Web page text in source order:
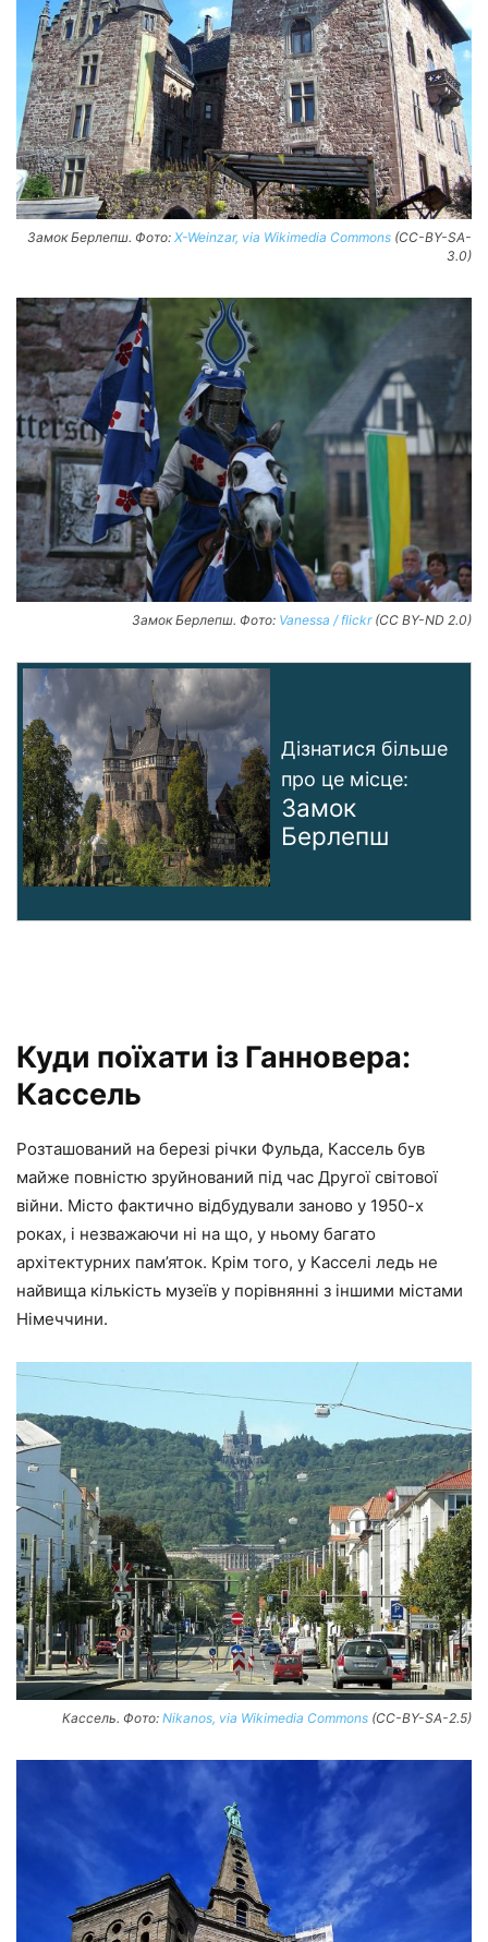
Замок Берлепш. Фото: X-Weinzar, via Wikimedia Commons (CC-BY-SA-
3.0)
Замок Берлепш. Фото: Vanessa / flickr(CC BY-ND 2.0)
Дізнатися більше
про це місце:
Замок
Берлепш
Куди поїхати із Ганновера:
Кассель
Розташований на березі річки Фульда, Кассель був
майже повністю зруйнований під час Другої світової
війни. Місто фактично відбудували заново у 1950-х
роках, і незважаючи ні на що, у ньому багато
архітектурних пам’яток. Крім того, у Касселі ледь не
найвища кількість музеїв у порівнянні з іншими містами
Німеччини.
Кассель. Фото: Nikanos, via Wikimedia Commons (CC-BY-SA-2.5)